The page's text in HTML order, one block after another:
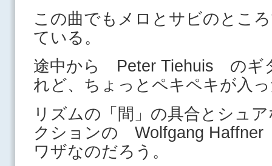
この曲でもメロとサビのとこ
ている。
途中から Peter Tiehuis のギ
れど、ちょっとペキペキが入
リズムの「間」の具合とシュ
クションの Wolfgang
ワザなのだろう。